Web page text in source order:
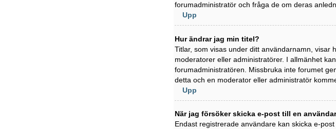
forumadministratör och fråga de om deras
Upp
Hur ändrar jag min titel?
Titlar, som visas under ditt användarnamn, visar
moderatorer eller administratörer. I allmänhet
forumadministratören. Missbruka inte forumet
detta och en moderator eller administratör
Upp
När jag försöker skicka e-post till en
Endast registrerade användare kan skicka e-